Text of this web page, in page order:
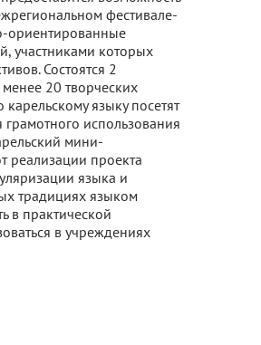
фестивале-
ориентированные
участниками которых
Состоятся 2
20 творческих
языку посетят
использования
мини-
реализации проекта
языка и
традициях языком
в практической
в учреждениях